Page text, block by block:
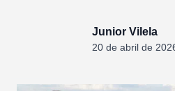
Junior Vilela
20 de abril de